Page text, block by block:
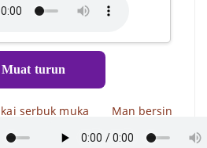
Muat turun
serbuk muka Man bersin